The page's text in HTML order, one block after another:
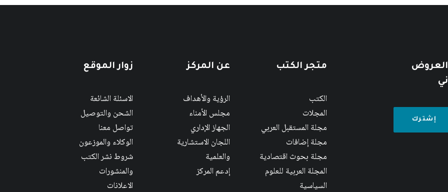
العروض
متجر الكتب
الكتب
المجلات
مجلة المستقبل العربي
مجلة إضافات
مجلة بحوث اقتصادية
المجلة العربية للعلوم
السياسية
عن المركز
الرؤية والأهداف
مجلس الأمناء
الجهاز الإداري
اللجان الاستشارية
والعلمية
إدعم المركز
زوار الموقع
الاسئلة الشائعة
الشحن والتوصيل
تواصل معنا
الوكلاء والموزعون
شروط نشر الكتب
والمنشورات
الاعلانات